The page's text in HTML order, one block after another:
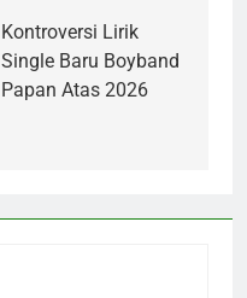
Kontroversi Lirik
Single Baru Boyband
Papan Atas 2026